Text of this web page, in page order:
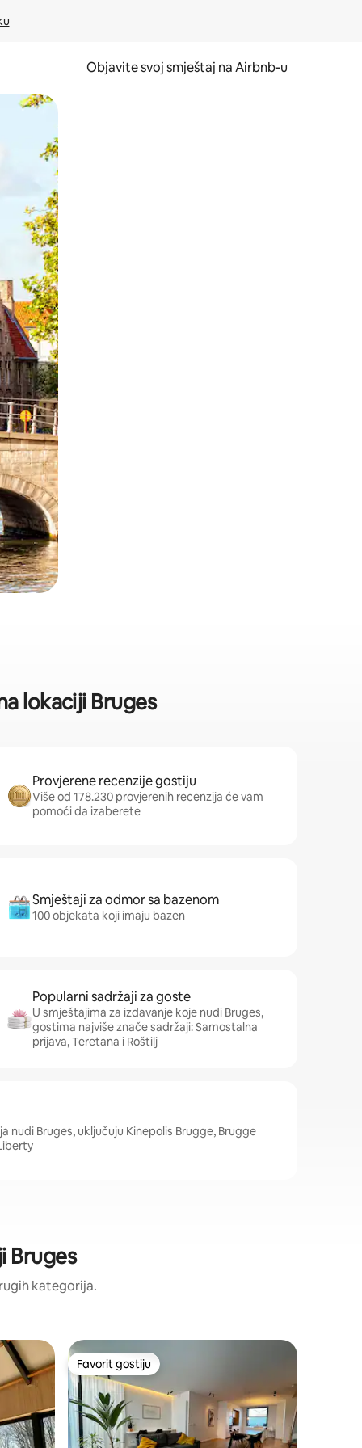
Objavite svoj smještaj na Airbnb-u
prevlačenjem.
lokaciji Bruges
Provjerene recenzije gostiju
Više od 178.230 provjerenih recenzija će vam
pomoći da izaberete
Smještaji za odmor sa bazenom
100 objekata koji imaju bazen
Popularni sadržaji za goste
U smještajima za izdavanje koje nudi Bruges,
gostima najviše znače sadržaji: Samostalna
prijava, Teretana i Roštilj
nudi Bruges, uključuju Kinepolis Brugge, Brugge
Bruges
kategorija.
Favorit gostiju
Favorit gostiju